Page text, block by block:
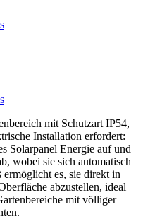
mit Schutzart IP54,
Installation erfordert:
Solarpanel Energie auf und
wobei sie sich automatisch
es, sie direkt in
abzustellen, ideal
mit völliger